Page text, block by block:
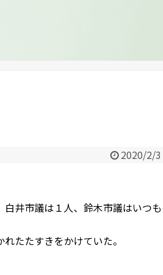
2020/2/3
井市議は１人、鈴木市議はいつ
たたすきをかけていた。